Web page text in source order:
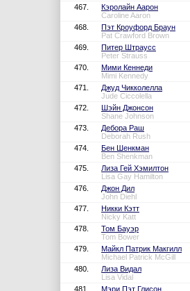
467.
Кэролайн Аарон
Caroline Aaron
468.
Пэт Кроуфорд Браун
Pat Crawford Brown
469.
Питер Штраусс
Peter Strauss
470.
Мими Кеннеди
Mimi Kennedy
471.
Джуд Чикколелла
Jude Ciccolella
472.
Шэйн Джонсон
Shane Johnson
473.
Дебора Раш
Deborah Rush
474.
Бен Шенкман
Ben Shenkman
475.
Лиза Гей Хэмилтон
Lisa Gay Hamilton
476.
Джон Дил
John Diehl
477.
Никки Кэтт
Nicky Katt
478.
Том Бауэр
Tom Bower
479.
Майкл Патрик Макгилл
Michael Patrick McGill
480.
Лиза Видал
Lisa Vidal
481.
Мэри Пэт Глисон